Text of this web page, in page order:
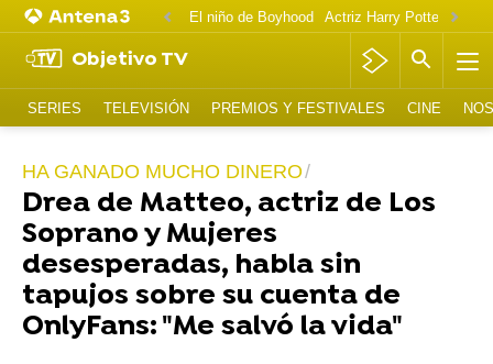
El niño de Boyhood Actriz Harry Potter
Objetivo TV
SERIES TELEVISIÓN PREMIOS Y FESTIVALES CINE
HA GANADO MUCHO DINERO
Drea de Matteo, actriz de Los
Soprano y Mujeres
desesperadas, habla sin
tapujos sobre su cuenta de
OnlyFans: "Me salvó la vida"